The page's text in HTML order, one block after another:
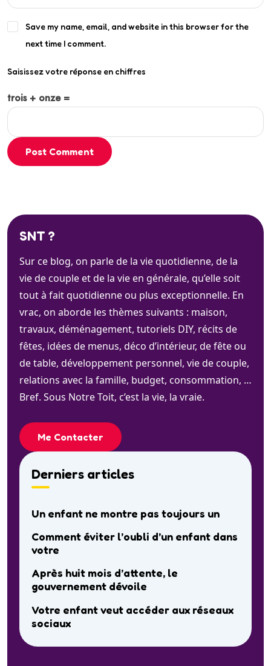
Save my name, email, and website in this browser for the
next time I comment.
Saisissez votre réponse en chiffres
trois + onze =
Post Comment
SNT ?
Sur ce blog, on parle de la vie quotidienne, de la
vie de couple et de la vie en générale, qu’elle soit
tout à fait quotidienne ou plus exceptionnelle. En
vrac, on aborde les thèmes suivants : maison,
travaux, déménagement, tutoriels DIY, récits de
fêtes, idées de menus, déco d’intérieur, de fête ou
de table, développement personnel, vie de couple,
relations avec la famille, budget, consommation, …
Bref. Sous Notre Toit, c’est la vie, la vraie.
Me Contacter
Derniers articles
Un enfant ne montre pas toujours un
Comment éviter l’oubli d’un enfant dans
votre
Après huit mois d’attente, le
gouvernement dévoile
Votre enfant veut accéder aux réseaux
sociaux